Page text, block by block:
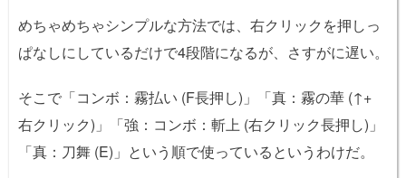
めちゃめちゃシンプルな方法では、右クリックを押しっ
ぱなしにしているだけで4段階になるが、さすがに遅い。
そこで「コンボ：霧払い (F長押し)」「真：霧の華 (↑+
右クリック)」「強：コンボ：斬上 (右クリック長押し)」
「真：刀舞 (E)」という順で使っているというわけだ。